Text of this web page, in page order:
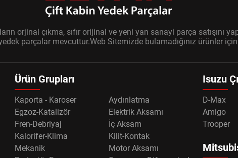
orjinal çıkma, sıfır orijinal ve yeni yan sanayi parça satışını
parçalar mevcuttur.Web Sitemizde bulamadığınız ürünler
Ürün Grupları
Kaporta - Karoser
Aydınlatma
Egzoz-Katalizör
Elektrik Aksamı
Fren-Debriyaj
İç Aksam
Kalorifer-Klima
Kilit-Kontak
Mekanik
Motor Aksamı
Isuzu
D-Max
Amigo
Trooper